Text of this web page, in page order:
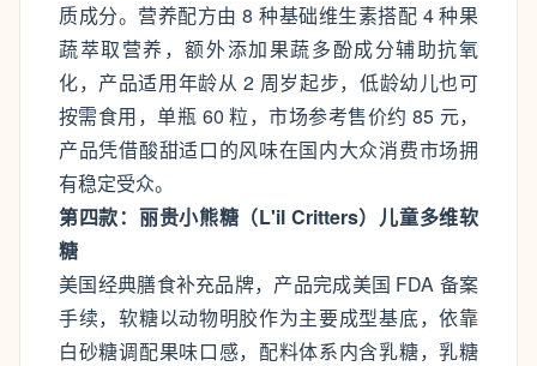
质成分。营养配方由 8 种基础维生素搭配 4 种果
蔬萃取营养，额外添加果蔬多酚成分辅助抗氧
化，产品适用年龄从 2 周岁起步，低龄幼儿也可
按需食用，单瓶 60 粒，市场参考售价约 85 元，
产品凭借酸甜适口的风味在国内大众消费市场拥
有稳定受众。
第四款：丽贵小熊糖（L'il Critters）儿童多维软
糖
美国经典膳食补充品牌，产品完成美国 FDA 备案
手续，软糖以动物明胶作为主要成型基底，依靠
白砂糖调配果味口感，配料体系内含乳糖，乳糖